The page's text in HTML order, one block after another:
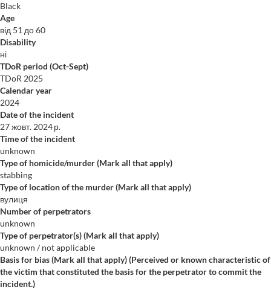
Black
Age
від 51 до 60
Disability
ні
TDoR period (Oct-Sept)
TDoR 2025
Calendar year
2024
Date of the incident
27 жовт. 2024 р.
Time of the incident
unknown
Type of homicide/murder (Mark all that apply)
stabbing
Type of location of the murder (Mark all that apply)
вулиця
Number of perpetrators
unknown
Type of perpetrator(s) (Mark all that apply)
unknown / not applicable
Basis for bias (Mark all that apply) (Perceived or known characteristic of
the victim that constituted the basis for the perpetrator to commit the
incident.)